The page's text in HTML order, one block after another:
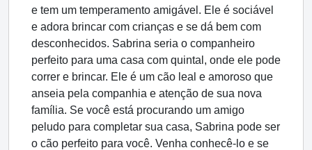
e tem um temperamento amigável. Ele é sociável
e adora brincar com crianças e se dá bem com
desconhecidos. Sabrina seria o companheiro
perfeito para uma casa com quintal, onde ele pode
correr e brincar. Ele é um cão leal e amoroso que
anseia pela companhia e atenção de sua nova
família. Se você está procurando um amigo
peludo para completar sua casa, Sabrina pode ser
o cão perfeito para você. Venha conhecê-lo e se